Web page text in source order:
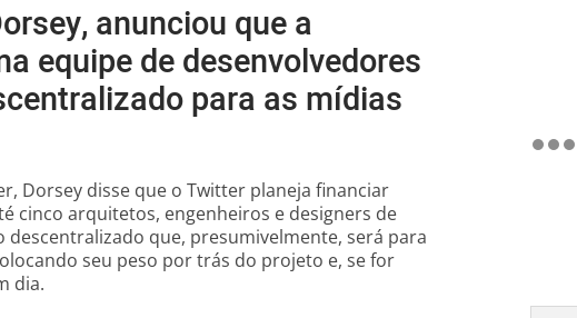
anunciou que a
equipe de desenvolvedores
para as mídias
Dorsey disse que o Twitter planeja financiar
cinco arquitetos, engenheiros e designers de
que, presumivelmente, será para
seu peso por trás do projeto e, se for
dia.